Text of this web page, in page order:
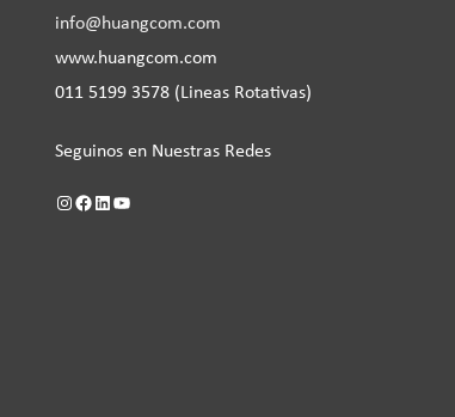
info@huangcom.com
www.huangcom.com
011 5199 3578 (Lineas Rotativas)
Seguinos en Nuestras Redes